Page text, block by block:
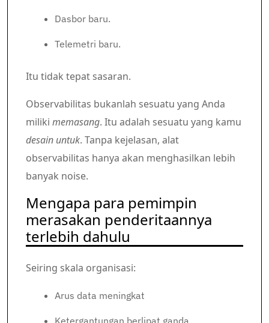
Dasbor baru.
Telemetri baru.
Itu tidak tepat sasaran.
Observabilitas bukanlah sesuatu yang Anda
miliki memasang. Itu adalah sesuatu yang kamu
desain untuk. Tanpa kejelasan, alat
observabilitas hanya akan menghasilkan lebih
banyak noise.
Mengapa para pemimpin
merasakan penderitaannya
terlebih dahulu
Seiring skala organisasi:
Arus data meningkat
Ketergantungan berlipat ganda